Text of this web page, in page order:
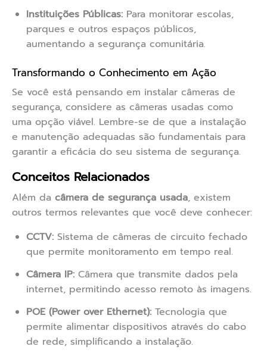
Instituições Públicas: Para monitorar escolas,
parques e outros espaços públicos,
aumentando a segurança comunitária.
Transformando o Conhecimento em Ação
Se você está pensando em instalar câmeras de
segurança, considere as câmeras usadas como
uma opção viável. Lembre-se de que a instalação
e manutenção adequadas são fundamentais para
garantir a eficácia do seu sistema de segurança.
Conceitos Relacionados
Além da câmera de segurança usada, existem
outros termos relevantes que você deve conhecer:
CCTV: Sistema de câmeras de circuito fechado
que permite monitoramento em tempo real.
Câmera IP: Câmera que transmite dados pela
internet, permitindo acesso remoto às imagens.
POE (Power over Ethernet): Tecnologia que
permite alimentar dispositivos através do cabo
de rede, simplificando a instalação.